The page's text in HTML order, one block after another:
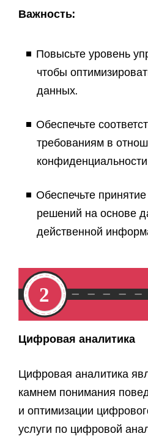
Важность:
Повысьте уровень
чтобы
данных.
Обеспечьте
требованиям в
Обеспечьте принятие
решений на основе
действенной
Цифровая аналитика
Цифровая аналитика
камнем понимания
и оптимизации
услуги по цифровой